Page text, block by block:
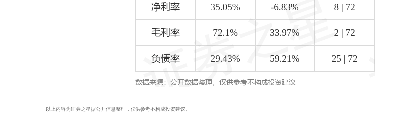
以上内容为证券之星据公开信息整理，仅供参考不构成投资建议。